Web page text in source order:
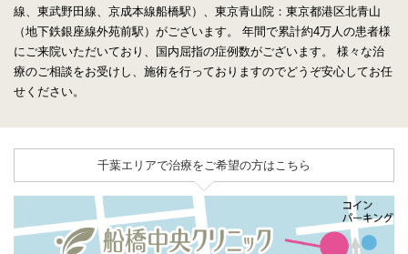
線、東武野田線、京成本線船橋駅）、東京青山院：東京都港区北青山
（地下鉄銀座線外苑前駅）がございます。
年間で累計約4万人の患者様
にご来院いただいており、国内屈指の症例数がございます。
様々な治
療のご相談をお受けし、施術を行っておりますのでどうぞ安心してお任
せください。
千葉エリアで治療をご希望の方はこちら